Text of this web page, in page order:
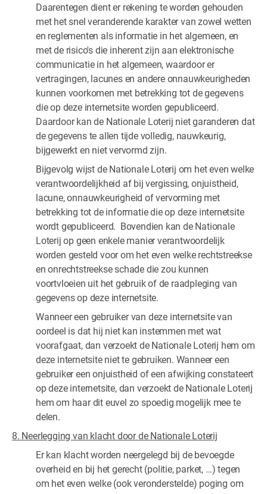
Daarentegen dient er rekening te worden gehouden
met het snel veranderende karakter van zowel wetten
en reglementen als informatie in het algemeen, en
met de risico's die inherent zijn aan elektronische
communicatie in het algemeen, waardoor er
vertragingen, lacunes en andere onnauwkeurigheden
kunnen voorkomen met betrekking tot de gegevens
die op deze internetsite worden gepubliceerd.
Daardoor kan de Nationale Loterij niet garanderen dat
de gegevens te allen tijde volledig, nauwkeurig,
bijgewerkt en niet vervormd zijn.
Bijgevolg wijst de Nationale Loterij om het even welke
verantwoordelijkheid af bij vergissing, onjuistheid,
lacune, onnauwkeurigheid of vervorming met
betrekking tot de informatie die op deze internetsite
wordt gepubliceerd. Bovendien kan de Nationale
Loterij op geen enkele manier verantwoordelijk
worden gesteld voor om het even welke rechtstreekse
en onrechtstreekse schade die zou kunnen
voortvloeien uit het gebruik of de raadpleging van
gegevens op deze internetsite.
Wanneer een gebruiker van deze internetsite van
oordeel is dat hij niet kan instemmen met wat
voorafgaat, dan verzoekt de Nationale Loterij hem om
deze internetsite niet te gebruiken. Wanneer een
gebruiker een onjuistheid of een afwijking constateert
op deze internetsite, dan verzoekt de Nationale Loterij
hem om haar dit euvel zo spoedig mogelijk mee te
delen.
8. Neerlegging van klacht door de Nationale Loterij
Er kan klacht worden neergelegd bij de bevoegde
overheid en bij het gerecht (politie, parket, …) tegen
om het even welke (ook veronderstelde) poging om